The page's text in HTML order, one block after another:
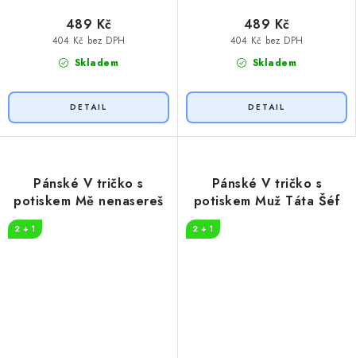
Skladem
404 Kč bez DPH
489 Kč
Skladem
404 Kč bez DPH
489 Kč
Pánské V tričko s
potiskem Mě nenasereš
2 + 1
Pánské V tričko s
potiskem Muž Táta Šéf
2 + 1